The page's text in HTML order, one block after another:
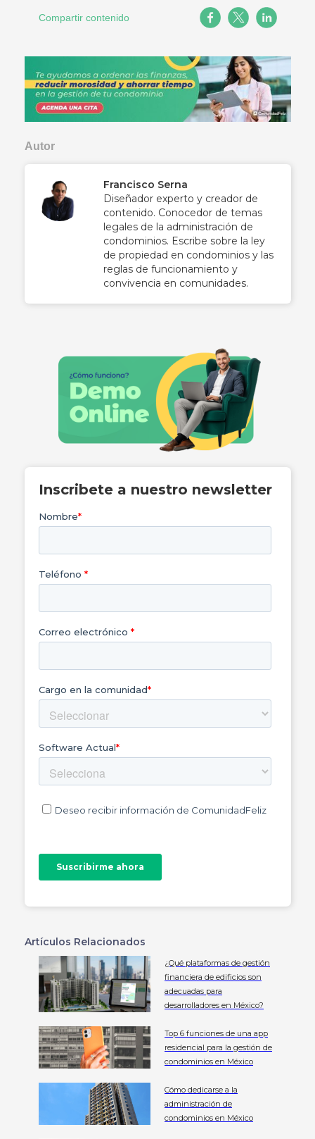
Compartir contenido
Autor
Francisco Serna
Diseñador experto y creador de
contenido. Conocedor de temas
legales de la administración de
condominios. Escribe sobre la ley
de propiedad en condominios y las
reglas de funcionamiento y
convivencia en comunidades.
Inscribete a nuestro newsletter
Artículos Relacionados
¿Qué plataformas de gestión
financiera de edificios son
adecuadas para
desarrolladores en México?
Top 6 funciones de una app
residencial para la gestión de
condominios en México
Cómo dedicarse a la
administración de
condominios en México